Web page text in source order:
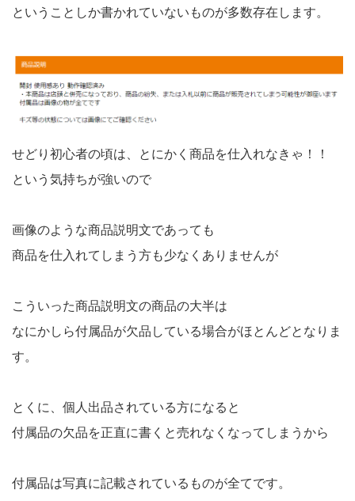
ということしか書かれていないものが多数存在します。
せどり初心者の頃は、とにかく商品を仕入れなきゃ！！
という気持ちが強いので
画像のような商品説明文であっても
商品を仕入れてしまう方も少なくありませんが
こういった商品説明文の商品の大半は
なにかしら付属品が欠品している場合がほとんどとなりま
す。
とくに、個人出品されている方になると
付属品の欠品を正直に書くと売れなくなってしまうから
付属品は写真に記載されているものが全てです。